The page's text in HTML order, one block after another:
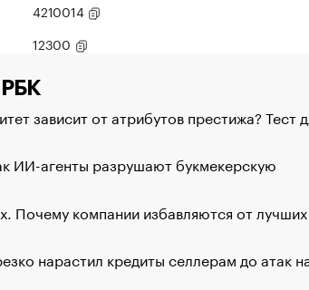
4210014
12300
зависит от атрибутов престижа? Тест
ИИ-агенты разрушают букмекерскую
Почему компании избавляются от лучших
нарастил кредиты селлерам до атак